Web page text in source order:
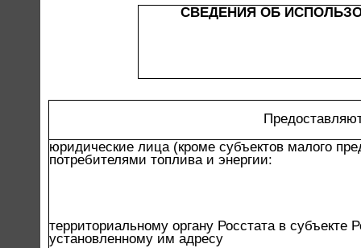
СВЕДЕНИЯ ОБ
юридические лица (кроме субъектов малого
потребителями топлива и энергии:
территориальному органу Росстата в субъекте
установленному им адресу